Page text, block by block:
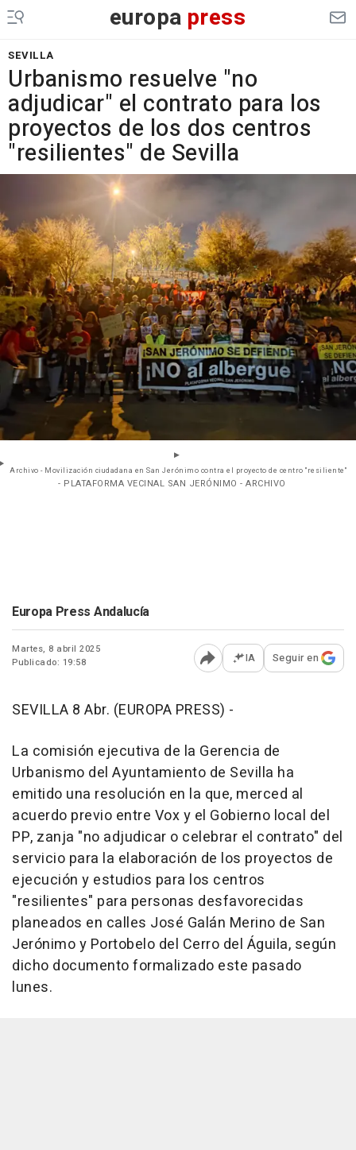
europa press
SEVILLA
Urbanismo resuelve "no
adjudicar" el contrato para los
proyectos de los dos centros
"resilientes" de Sevilla
Archivo - Movilización ciudadana en San Jerónimo contra el proyecto de centro "resiliente"
- PLATAFORMA VECINAL SAN JERÓNIMO - ARCHIVO
Europa Press Andalucía
Martes, 8 abril 2025
Publicado: 19:58
Abrir opciones para
IA Seguir en
SEVILLA 8 Abr. (EUROPA PRESS) -
La comisión ejecutiva de la Gerencia de
Urbanismo del Ayuntamiento de Sevilla ha
emitido una resolución en la que, merced al
acuerdo previo entre Vox y el Gobierno local del
PP, zanja "no adjudicar o celebrar el contrato" del
servicio para la elaboración de los proyectos de
ejecución y estudios para los centros
"resilientes" para personas desfavorecidas
planeados en calles José Galán Merino de San
Jerónimo y Portobelo del Cerro del Águila, según
dicho documento formalizado este pasado
lunes.